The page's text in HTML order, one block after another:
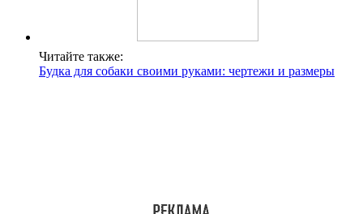
Читайте также:
Будка для собаки своими руками: чертежи и размеры